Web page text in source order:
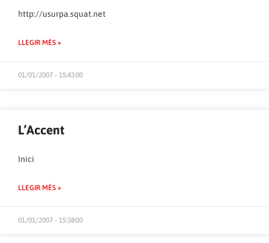
http://usurpa.squat.net
LLEGIR MÉS »
01/01/2007 - 15:43:00
L’Accent
Inici
LLEGIR MÉS »
01/01/2007 - 15:38:00